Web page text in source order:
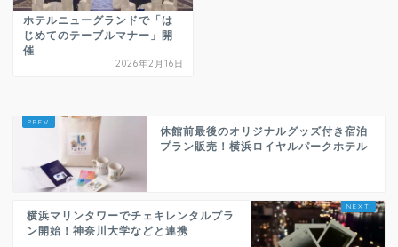
ホテルニューグランドで「は
じめてのテーブルマナー」開
催
2026年2月16日
休館前最後のオリジナルグッズ付き宿泊
プラン販売！横浜ロイヤルパークホテル
横浜マリンタワーでチェキレンタルプラ
ン開始！神奈川大学などと連携